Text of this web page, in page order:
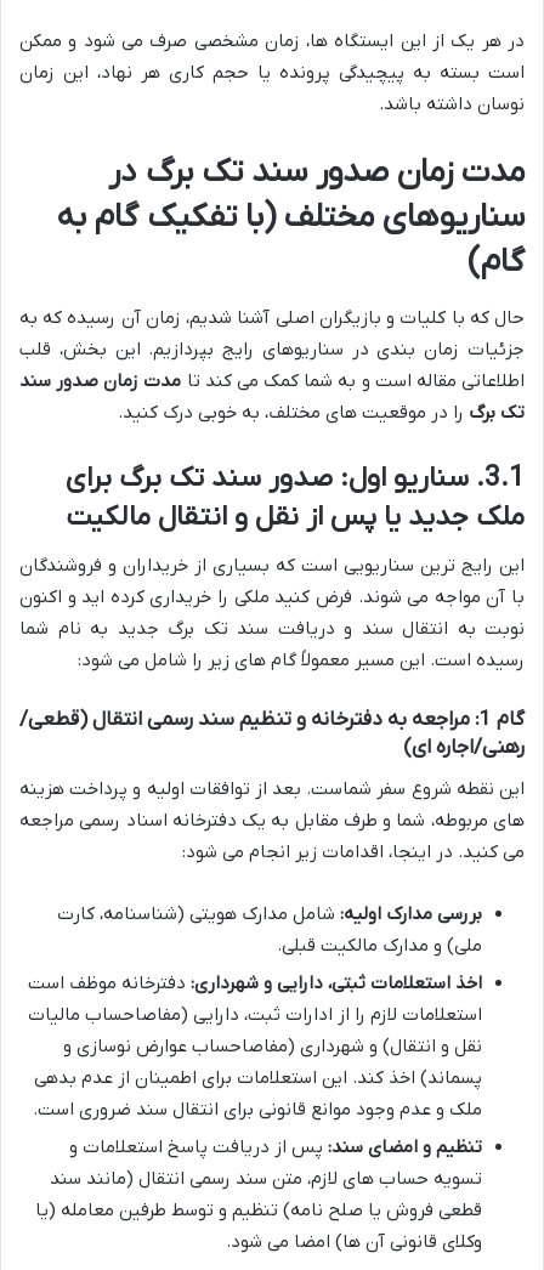
در هر یک از این ایستگاه ها، زمان مشخصی صرف می شود و ممکن
است بسته به پیچیدگی پرونده یا حجم کاری هر نهاد، این زمان
نوسان داشته باشد.
مدت زمان صدور سند تک برگ در
سناریوهای مختلف (با تفکیک گام به
گام)
حال که با کلیات و بازیگران اصلی آشنا شدیم، زمان آن رسیده که به
جزئیات زمان بندی در سناریوهای رایج بپردازیم. این بخش، قلب
اطلاعاتی مقاله است و به شما کمک می کند تا مدت زمان صدور سند
تک برگ را در موقعیت های مختلف، به خوبی درک کنید.
3.1. سناریو اول: صدور سند تک برگ برای
ملک جدید یا پس از نقل و انتقال مالکیت
این رایج ترین سناریویی است که بسیاری از خریداران و فروشندگان
با آن مواجه می شوند. فرض کنید ملکی را خریداری کرده اید و اکنون
نوبت به انتقال سند و دریافت سند تک برگ جدید به نام شما
رسیده است. این مسیر معمولاً گام های زیر را شامل می شود:
گام 1: مراجعه به دفترخانه و تنظیم سند رسمی انتقال (قطعی/
رهنی/اجاره ای)
این نقطه شروع سفر شماست. بعد از توافقات اولیه و پرداخت هزینه
های مربوطه، شما و طرف مقابل به یک دفترخانه اسناد رسمی مراجعه
می کنید. در اینجا، اقدامات زیر انجام می شود:
بررسی مدارک اولیه: شامل مدارک هویتی (شناسنامه، کارت
ملی) و مدارک مالکیت قبلی.
اخذ استعلامات ثبتی، دارایی و شهرداری: دفترخانه موظف است
استعلامات لازم را از ادارات ثبت، دارایی (مفاصاحساب مالیات
نقل و انتقال) و شهرداری (مفاصاحساب عوارض نوسازی و
پسماند) اخذ کند. این استعلامات برای اطمینان از عدم بدهی
ملک و عدم وجود موانع قانونی برای انتقال سند ضروری است.
تنظیم و امضای سند: پس از دریافت پاسخ استعلامات و
تسویه حساب های لازم، متن سند رسمی انتقال (مانند سند
قطعی فروش یا صلح نامه) تنظیم و توسط طرفین معامله (یا
وکلای قانونی آن ها) امضا می شود.